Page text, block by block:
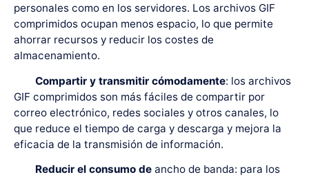
personales como en los servidores. Los archivos GIF
comprimidos ocupan menos espacio, lo que permite
ahorrar recursos y reducir los costes de
almacenamiento.
Compartir y transmitir cómodamente: los archivos
GIF comprimidos son más fáciles de compartir por
correo electrónico, redes sociales y otros canales, lo
que reduce el tiempo de carga y descarga y mejora la
eficacia de la transmisión de información.
Reducir el consumo deancho de banda: para los